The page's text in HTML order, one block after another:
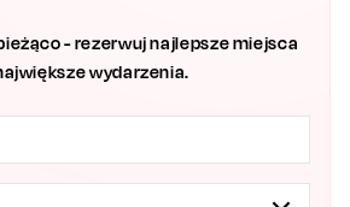
- rezerwuj najlepsze miejsca
wydarzenia.